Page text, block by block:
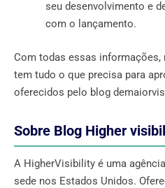
seu desenvolvimento e
com o lançamento.
Com todas essas informações,
tem tudo o que precisa para
oferecidos pelo blog
Sobre Blog Higher
A HigherVisibility é uma
sede nos Estados Unidos.